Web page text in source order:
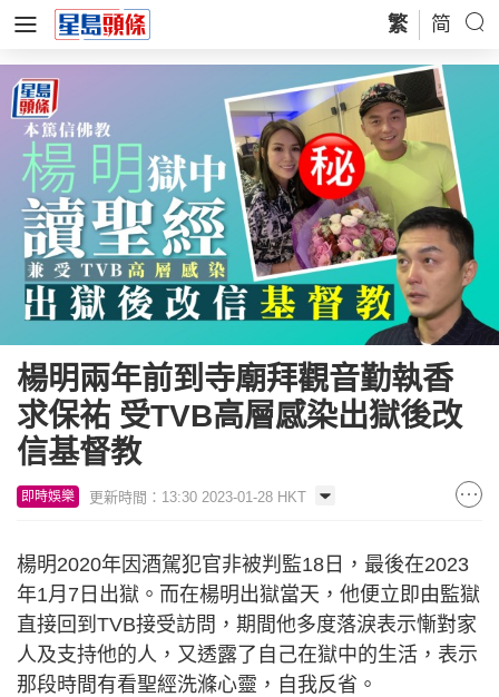
繁 简
楊明兩年前到寺廟拜觀音勤執香
求保祐 受TVB高層感染出獄後改
信基督教
即時娛樂 更新時間：13:30 2023-01-28 HKT
楊明2020年因酒駕犯官非被判監18日，最後在2023
年1月7日出獄。而在楊明出獄當天，他便立即由監獄
直接回到TVB接受訪問，期間他多度落淚表示慚對家
人及支持他的人，又透露了自己在獄中的生活，表示
那段時間有看聖經洗滌心靈，自我反省。